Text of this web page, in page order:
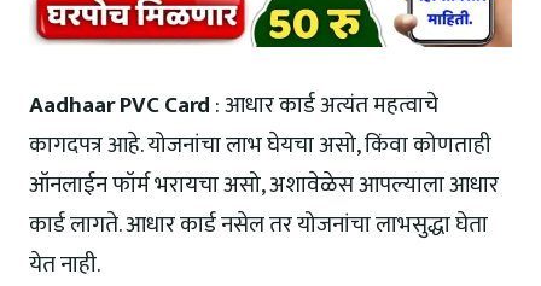
Aadhaar PVC Card: आधार कार्ड अत्यंत महत्वाचे
कागदपत्र आहे. योजनांचा लाभ घेयचा असो, किंवा कोणताही
ऑनलाईन फॉर्म भरायचा असो, अशावेळेस आपल्याला आधार
कार्ड लागते. आधार कार्ड नसेल तर योजनांचा लाभसुद्धा घेता
येत नाही.